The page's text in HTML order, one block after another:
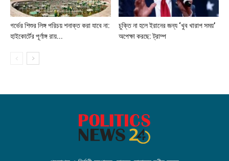
গর্ভের শিশুর লিঙ্গ পরিচয় শনাক্ত করা যাবে না:
হাইকোর্টের পূর্ণাঙ্গ রায়...
চুক্তি না হলে ইরানের জন্য ‘খুব খারাপ সময়’
অপেক্ষা করছে: ট্রাম্প